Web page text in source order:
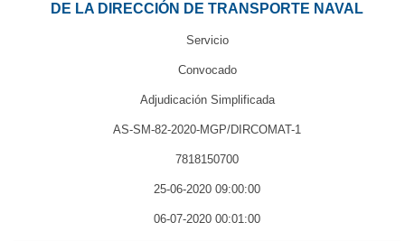
DE LA DIRECCIÓN DE TRANSPORTE NAVAL
Servicio
Convocado
Adjudicación Simplificada
AS-SM-82-2020-MGP/DIRCOMAT-1
7818150700
25-06-2020 09:00:00
06-07-2020 00:01:00